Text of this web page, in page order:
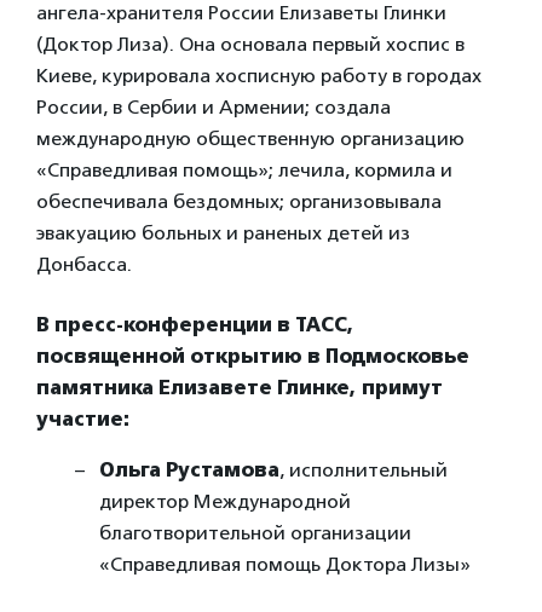
ангела-хранителя России Елизаветы Глинки
(Доктор Лиза). Она основала первый хоспис в
Киеве, курировала хосписную работу в городах
России, в Сербии и Армении; создала
международную общественную организацию
«Справедливая помощь»; лечила, кормила и
обеспечивала бездомных; организовывала
эвакуацию больных и раненых детей из
Донбасса.
В пресс-конференции в ТАСС,
посвященной открытию в Подмосковье
памятника Елизавете Глинке, примут
участие:
Ольга Рустамова, исполнительный
директор Международной
благотворительной организации
«Справедливая помощь Доктора Лизы»